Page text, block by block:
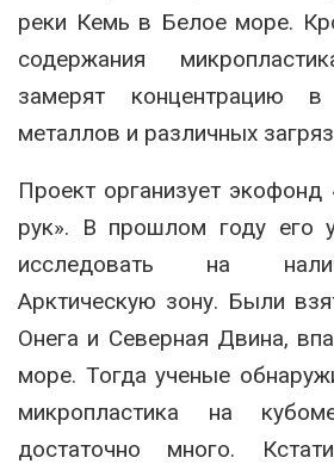
реки Кемь в Белое море.
содержания
замерят концентрацию
металлов и различных
Проект организует экофонд
рук». В прошлом году его
исследовать на
Арктическую зону. Были
Онега и Северная Двина,
море. Тогда ученые
микропластика на
достаточно много.